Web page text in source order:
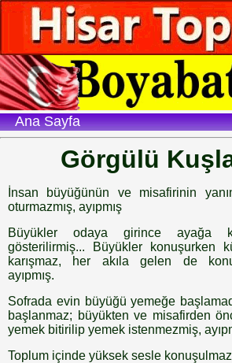
Ana Sayfa
Görgülü
İnsan büyüğünün ve misafirinin
oturmazmış, ayıpmış
Büyükler odaya girince ayağa
gösterilirmiş... Büyükler konuşurken
karışmaz, her akıla gelen de
ayıpmış.
Sofrada evin büyüğü yemeğe
başlanmaz; büyükten ve misafirden
yemek bitirilip yemek istenmezmiş,
Toplum içinde yüksek sesle